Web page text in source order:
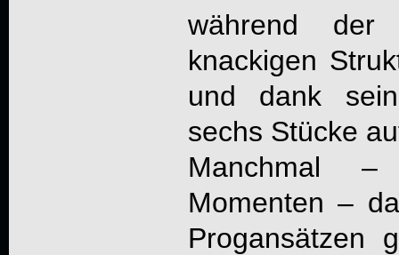
während
knackigen
und dank
sechs Stücke
Manchmal
Momenten –
Progansätzen